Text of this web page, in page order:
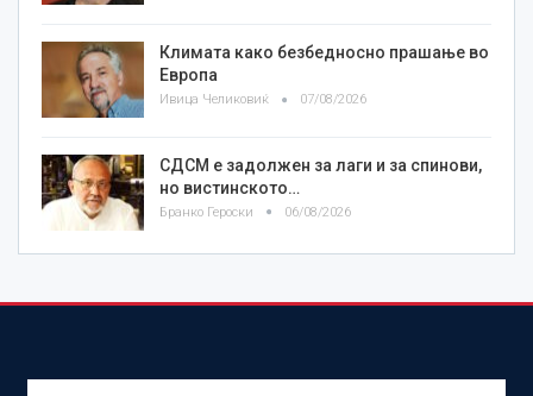
Климата како безбедносно прашање во
Европа
Ивица Челиковиќ 07/08/2026
СДСМ е задолжен за лаги и за спинови,
но вистинското…
Бранко Героски 06/08/2026